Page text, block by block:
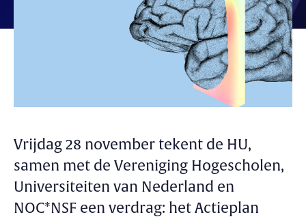
Vrijdag 28 november tekent de HU,
samen met de Vereniging Hogescholen,
Universiteiten van Nederland en
NOC*NSF een verdrag: het Actieplan